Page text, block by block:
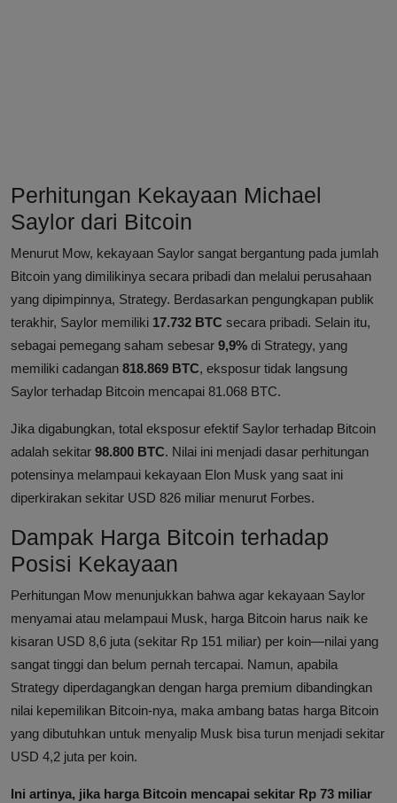
Perhitungan Kekayaan Michael
Saylor dari Bitcoin
Menurut Mow, kekayaan Saylor sangat bergantung pada jumlah
Bitcoin yang dimilikinya secara pribadi dan melalui perusahaan
yang dipimpinnya, Strategy. Berdasarkan pengungkapan publik
terakhir, Saylor memiliki 17.732 BTC secara pribadi. Selain itu,
sebagai pemegang saham sebesar 9,9% di Strategy, yang
memiliki cadangan 818.869 BTC, eksposur tidak langsung
Saylor terhadap Bitcoin mencapai 81.068 BTC.
Jika digabungkan, total eksposur efektif Saylor terhadap Bitcoin
adalah sekitar 98.800 BTC. Nilai ini menjadi dasar perhitungan
potensinya melampaui kekayaan Elon Musk yang saat ini
diperkirakan sekitar USD 826 miliar menurut Forbes.
Dampak Harga Bitcoin terhadap
Posisi Kekayaan
Perhitungan Mow menunjukkan bahwa agar kekayaan Saylor
menyamai atau melampaui Musk, harga Bitcoin harus naik ke
kisaran USD 8,6 juta (sekitar Rp 151 miliar) per koin—nilai yang
sangat tinggi dan belum pernah tercapai. Namun, apabila
Strategy diperdagangkan dengan harga premium dibandingkan
nilai kepemilikan Bitcoin-nya, maka ambang batas harga Bitcoin
yang dibutuhkan untuk menyalip Musk bisa turun menjadi sekitar
USD 4,2 juta per koin.
Ini artinya, jika harga Bitcoin mencapai sekitar Rp 73 miliar